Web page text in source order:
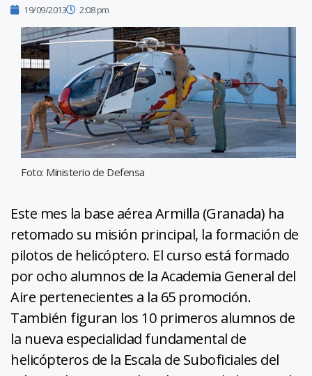
19/09/2013 2:08 pm
Foto: Ministerio de Defensa
Este mes la base aérea Armilla (Granada) ha
retomado su misión principal, la formación de
pilotos de helicóptero. El curso está formado
por ocho alumnos de la Academia General del
Aire pertenecientes a la 65 promoción.
También figuran los 10 primeros alumnos de
la nueva especialidad fundamental de
helicópteros de la Escala de Suboficiales del